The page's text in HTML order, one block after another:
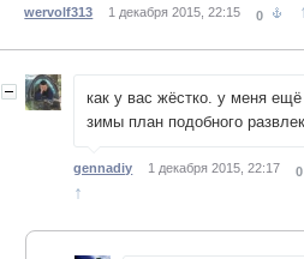
wervolf313 1 декабря 2015, 22:15 0
как у вас жёстко. у меня
зимы план подобного
gennadiy 1 декабря 2015, 22:17 0
↑